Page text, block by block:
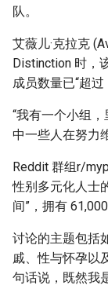
队。
艾薇儿·克拉克
Distinction 时，
成员数量已“超过
“我有一个小组
中一些人在努力
Reddit 群组r/
性别多元化人士
间”，拥有 61,000
讨论的主题包括
戚、性与怀孕以
句话说，既然我